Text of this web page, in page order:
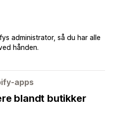
administrator, så du har alle
hånden.
apps
blandt butikker